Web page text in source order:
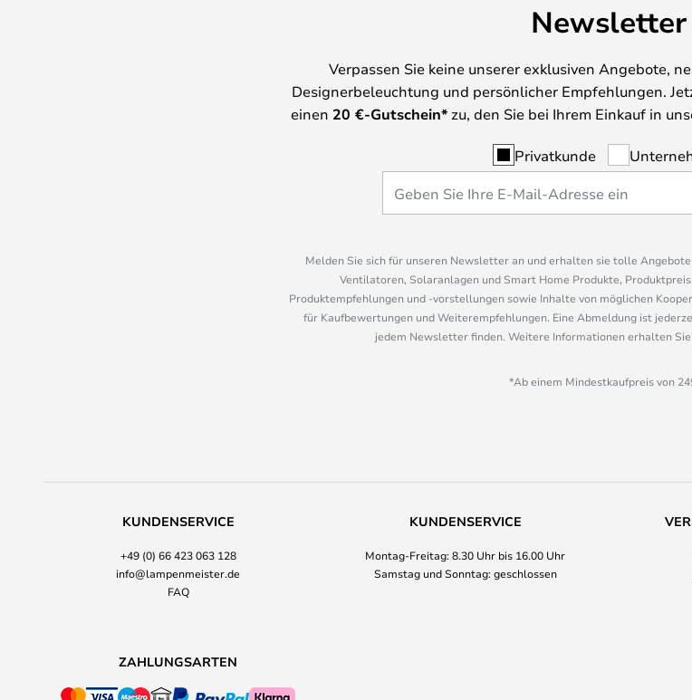
Newsletter
Verpassen Sie keine unserer exklusiven Angebote,
Designerbeleuchtung und persönlicher Empfehlungen.
einen 20 €-Gutschein*zu, den Sie bei Ihrem Einkauf in
Privatkunde
Melden Sie sich für unseren Newsletter an und erhalten sie tolle
Ventilatoren, Solaranlagen und Smart Home Produkte,
Produktempfehlungen und -vorstellungen sowie Inhalte von möglichen
für Kaufbewertungen und Weiterempfehlungen. Eine Abmeldung ist
jedem Newsletter finden. Weitere Informationen erhalten
*Ab einem Mindestkaufpreis von
KUNDENSERVICE
+49 (0) 66 423 063 128
info@lampenmeister.de
FAQ
KUNDENSERVICE
Montag-Freitag: 8.30 Uhr bis 16.00 Uhr
Samstag und Sonntag: geschlossen
ZAHLUNGSARTEN